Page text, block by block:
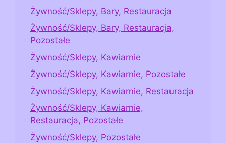
Żywność/Sklepy, Bary, Restauracja
Żywność/Sklepy, Bary, Restauracja,
Pozostałe
Żywność/Sklepy, Kawiarnie
Żywność/Sklepy, Kawiarnie, Pozostałe
Żywność/Sklepy, Kawiarnie, Restauracja
Żywność/Sklepy, Kawiarnie,
Restauracja, Pozostałe
Żywność/Sklepy, Pozostałe